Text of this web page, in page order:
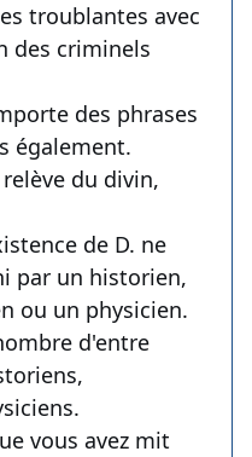
troublantes avec
des criminels
des phrases
également.
du divin,
de D. ne
par un historien,
ou un physicien.
d'entre
vous avez mit